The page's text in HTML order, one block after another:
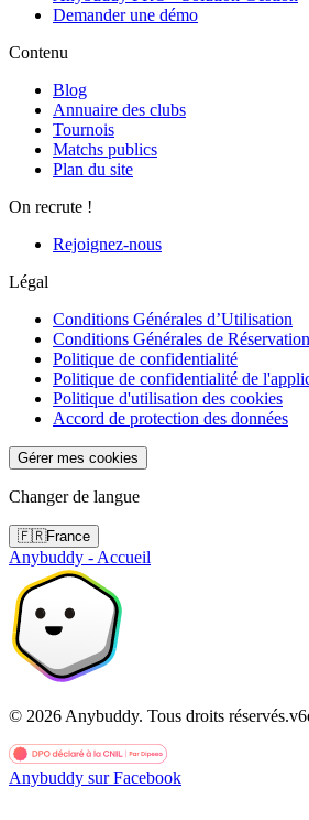
Demander une démo
Contenu
Blog
Annuaire des clubs
Tournois
Matchs publics
Plan du site
On recrute !
Rejoignez-nous
Légal
Conditions Générales d’Utilisation
Conditions Générales de
Politique de confidentialité
Politique de confidentialité de
Politique d'utilisation des cookies
Accord de protection des données
Gérer mes cookies
Changer de langue
🇫🇷France
Anybuddy - Accueil
© 2026 Anybuddy. Tous droits réservés.v
Anybuddy sur Facebook